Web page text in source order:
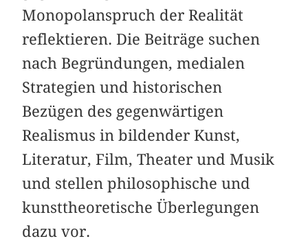
Monopol­anspruch der Realität
reflektieren. Die Beiträge suchen
nach Begründungen, me­dialen
Strategien und historischen
Bezügen des gegenwärtigen
Realismus in bildender Kunst,
Literatur, Film, Theater und Musik
und stellen philoso­phische und
kunsttheoretische Überlegungen
dazu vor.